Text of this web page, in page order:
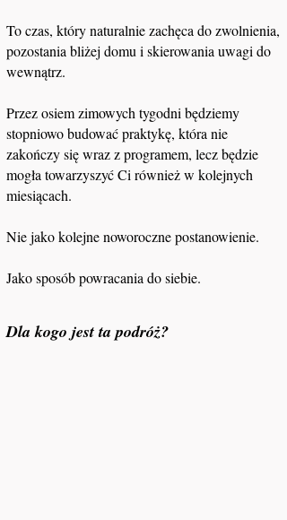
To czas, który naturalnie zachęca do zwolnienia,
pozostania bliżej domu i skierowania uwagi do
wewnątrz.
Przez osiem zimowych tygodni będziemy
stopniowo budować praktykę, która nie
zakończy się wraz z programem, lecz będzie
mogła towarzyszyć Ci również w kolejnych
miesiącach.
Nie jako kolejne noworoczne postanowienie.
Jako sposób powracania do siebie.
Dla kogo jest ta podróż?